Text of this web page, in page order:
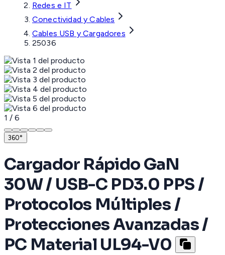
Redes e IT
Conectividad y Cables
Cables USB y Cargadores
25036
1 / 6
360°
Cargador Rápido GaN
30W / USB-C PD3.0 PPS /
Protocolos Múltiples /
Protecciones Avanzadas /
PC Material UL94-V0